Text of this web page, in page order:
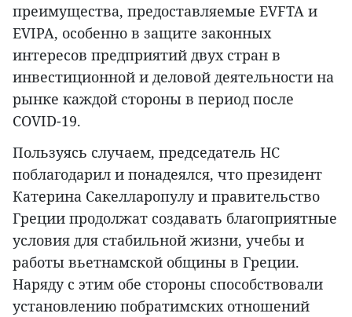
преимущества, предоставляемые EVFTA и
EVIPA, особенно в защите законных
интересов предприятий двух стран в
инвестиционной и деловой деятельности на
рынке каждой стороны в период после
COVID-19.
Пользуясь случаем, председатель НС
поблагодарил и понадеялся, что президент
Катерина Сакелларопулу и правительство
Греции продолжат создавать благоприятные
условия для стабильной жизни, учебы и
работы вьетнамской общины в Греции.
Наряду с этим обе стороны способствовали
установлению побратимских отношений